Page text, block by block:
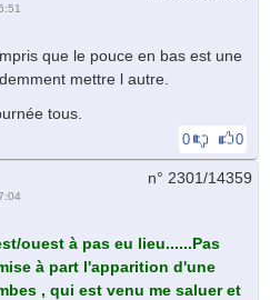
que le pouce en bas est une
mettre l autre.
tous.
0 0
n° 2301/14359
ouest à pas eu lieu......Pas
à part l'apparition d'une
, qui est venu me saluer et